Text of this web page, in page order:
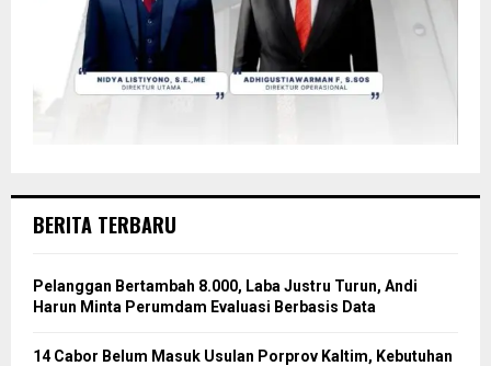
BERITA TERBARU
Pelanggan Bertambah 8.000, Laba Justru Turun, Andi
Harun Minta Perumdam Evaluasi Berbasis Data
14 Cabor Belum Masuk Usulan Porprov Kaltim, Kebutuhan